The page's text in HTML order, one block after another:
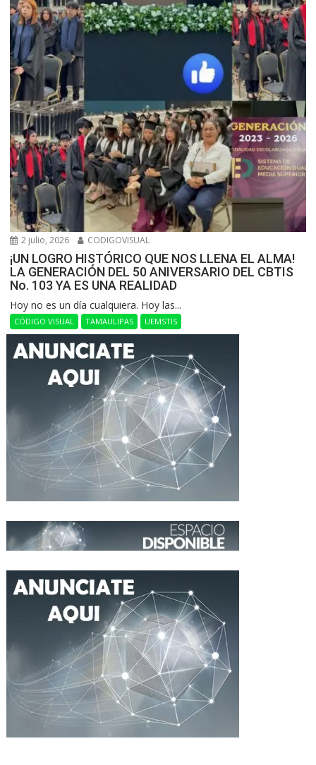
2 julio, 2026 CODIGOVISUAL
¡UN LOGRO HISTÓRICO QUE NOS LLENA EL ALMA!
LA GENERACIÓN DEL 50 ANIVERSARIO DEL CBTIS
No. 103 YA ES UNA REALIDAD
Hoy no es un día cualquiera. Hoy las...
CÓDIGO VISUAL TAMAULIPAS UEMSTIS